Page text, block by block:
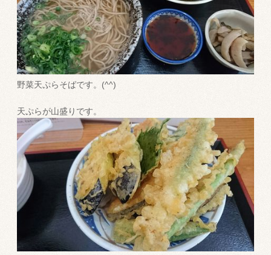
野菜天ぷらそばです。(^^)
天ぷらが山盛りです。